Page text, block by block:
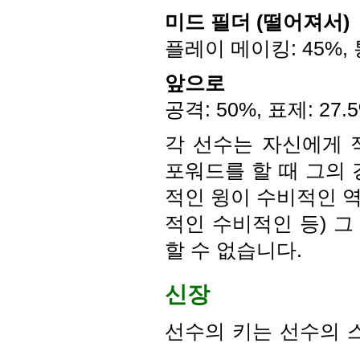
미드 필더 (떨어져서)
플레이 메이킹: 45%,
앞으로
공격: 50%, 표제:
각 선수는 자신에게
포워드를 할 때 그의
적인 윙이 수비적인
적인 수비적인 등)
할 수 없습니다.
신장
선수의 키는 선수의